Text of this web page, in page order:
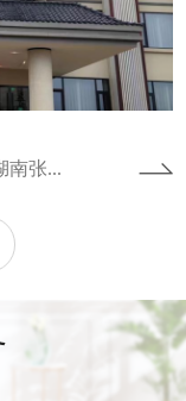
南张...